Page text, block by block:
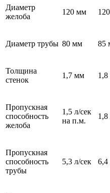
Диаметр
желоба
120 мм
Диаметр трубы 80 мм 85
Толщина
стенок
1,7 мм
Пропускная
способность
желоба
1,5 л/сек
на п.м.
1,8
Пропускная
способность
трубы
5,3 л/сек 6,4